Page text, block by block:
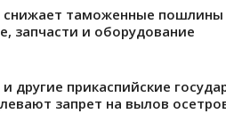
снижает таможенные пошлины
запчасти и оборудование
другие прикаспийские
запрет на вылов